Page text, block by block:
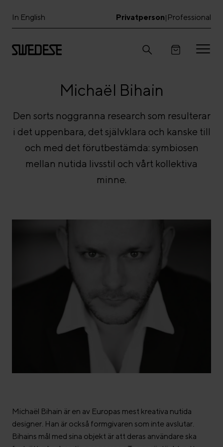
In English Privatperson| Professional
Michaël Bihain
Den sorts noggranna research som resulterar
i det uppenbara, det självklara och kanske till
och med det förutbestämda: symbiosen
mellan nutida livsstil och vårt kollektiva
minne.
Michaël Bihain är en av Europas mest kreativa nutida
designer. Han är också formgivaren som inte avslutar.
Bihains mål med sina objekt är att deras användare ska